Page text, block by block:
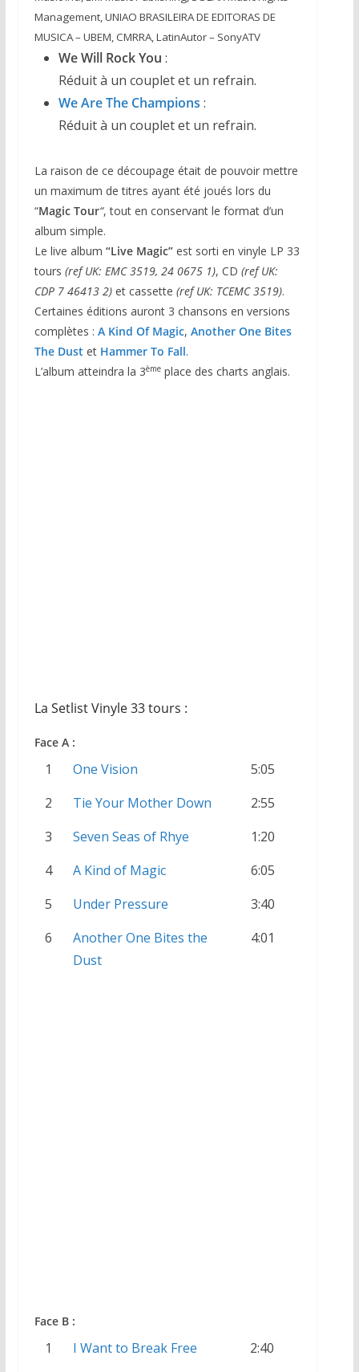
Management, UNIAO BRASILEIRA DE EDITORAS DE
MUSICA – UBEM, CMRRA, LatinAutor – SonyATV
We Will Rock You :
Réduit à un couplet et un refrain.
We Are The Champions :
Réduit à un couplet et un refrain.
La raison de ce découpage était de pouvoir mettre
un maximum de titres ayant été joués lors du
“Magic Tour“, tout en conservant le format d’un
album simple.
Le live album “Live Magic”est sorti en vinyle LP 33
tours (ref UK: EMC 3519, 24 0675 1), CD (ref UK:
CDP 7 46413 2)et cassette (ref UK: TCEMC 3519).
Certaines éditions auront 3 chansons en versions
complètes : A Kind Of Magic, Another One Bites
The Dust et Hammer To Fall.
L’album atteindra la 3èmeplace des charts anglais.
33 Tours France
La Setlist Vinyle 33 tours :
Face A :
1 One Vision
5:05
2
Tie Your Mother Down
2:55
3
Seven Seas of Rhye
1:20
4
A Kind of Magic
6:05
5
Under Pressure
3:40
6
Another One Bites the
Dust
4:01
33 Tours France
Face B :
1 I Want to Break Free
2:40